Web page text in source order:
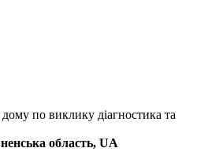
по виклику діагностика та
область, UA